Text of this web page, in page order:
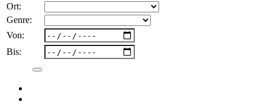
Ort:
Genre:
Von:
Bis: